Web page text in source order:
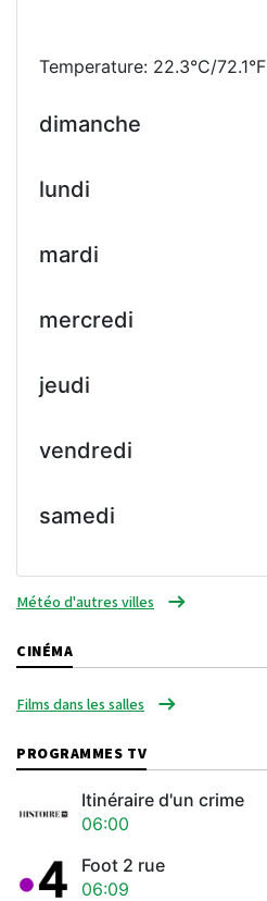
Temperature: 22.3°C/72.1°F
dimanche
lundi
mardi
mercredi
jeudi
vendredi
samedi
Météo d'autres villes
CINÉMA
Films dans les salles
PROGRAMMES TV
Itinéraire d'un crime
06:00
Foot 2 rue
06:09